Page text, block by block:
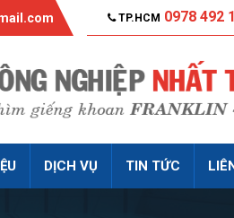
TP.HCM 0978 492
DỊCH VỤ TIN TỨC